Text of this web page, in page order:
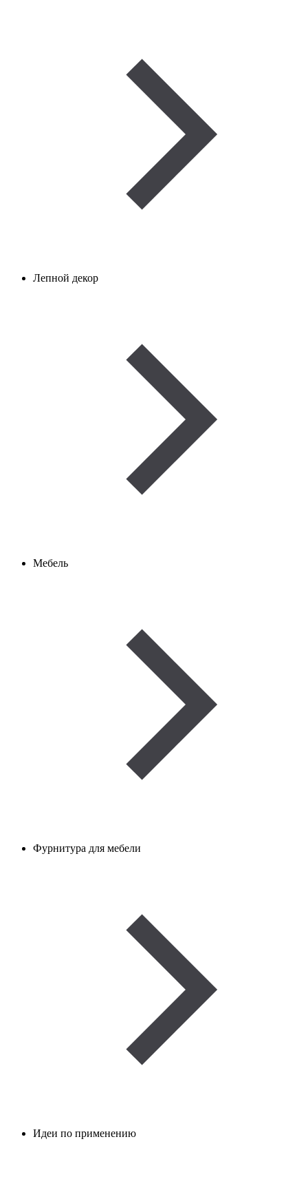
Лепной декор
Мебель
Фурнитура для мебели
Идеи по применению